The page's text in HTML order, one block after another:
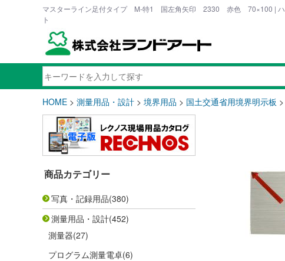
マスターライン足付タイプ M-特1 国左角矢印 2330 赤色 70×100 | ハ
ト
HOME > 測量用品・設計 > 境界用品 > 国土交通省用境界明示板 >
商品カテゴリー
写真・記録用品(380)
測量用品・設計(452)
測量器(27)
プログラム測量電卓(6)